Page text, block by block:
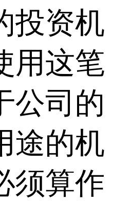
投资机
用这笔
公司的
途的机
须算作